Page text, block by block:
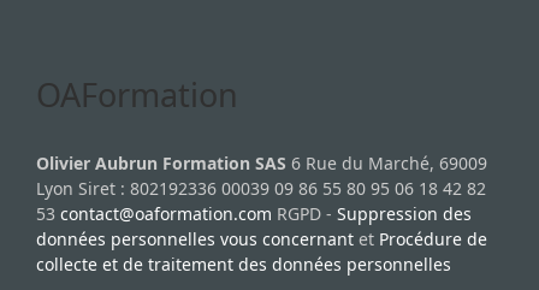
OAFormation
Olivier Aubrun Formation SAS 6 Rue du Marché, 69009
Lyon Siret : 802192336 00039 09 86 55 80 95 06 18 42 82
53 contact@oaformation.com RGPD - Suppression des
données personnelles vous concernant et Procédure de
collecte et de traitement des données personnelles